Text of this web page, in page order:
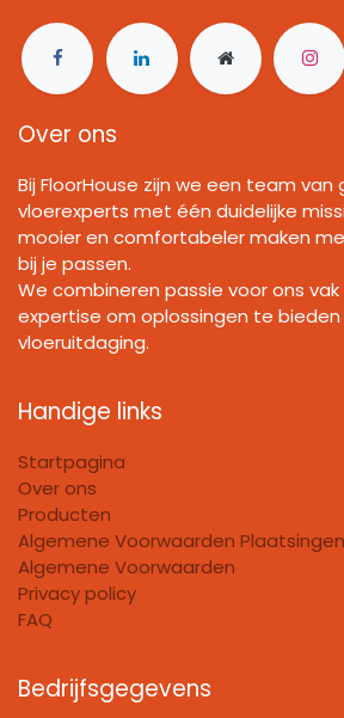
Over ons
Bij FloorHouse zijn we een team van
vloerexperts met één duidelijke
mooier en comfortabeler maken
bij je passen.
We combineren passie voor ons
expertise om oplossingen te bieden
vloeruitdaging.
Handige links
Startpagina
Over ons
Producten
Algemene Voorwaarden Plaatsingen
Algemene Voorwaarden
Privacy policy
FAQ
Bedrijfsgegevens